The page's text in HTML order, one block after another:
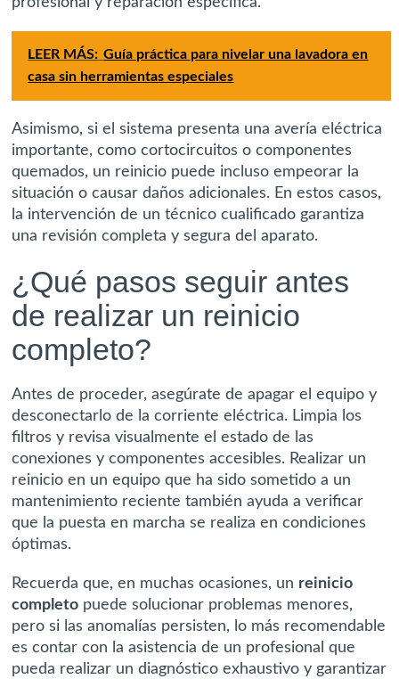
LEER MÁS: Guía práctica para nivelar una lavadora en
casa sin herramientas especiales
Asimismo, si el sistema presenta una avería eléctrica
importante, como cortocircuitos o componentes
quemados, un reinicio puede incluso empeorar la
situación o causar daños adicionales. En estos casos,
la intervención de un técnico cualificado garantiza
una revisión completa y segura del aparato.
¿Qué pasos seguir antes
de realizar un reinicio
completo?
Antes de proceder, asegúrate de apagar el equipo y
desconectarlo de la corriente eléctrica. Limpia los
filtros y revisa visualmente el estado de las
conexiones y componentes accesibles. Realizar un
reinicio en un equipo que ha sido sometido a un
mantenimiento reciente también ayuda a verificar
que la puesta en marcha se realiza en condiciones
óptimas.
Recuerda que, en muchas ocasiones, un reinicio
completo puede solucionar problemas menores,
pero si las anomalías persisten, lo más recomendable
es contar con la asistencia de un profesional que
pueda realizar un diagnóstico exhaustivo y garantizar